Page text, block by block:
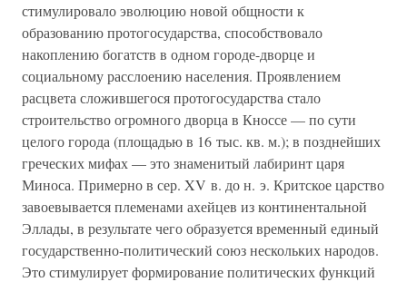
стимулировало эволюцию новой общности к
образованию протогосударства, способствовало
накоплению богатств в одном городе-дворце и
социальному расслоению населения. Проявлением
расцвета сложившегося протогосударства стало
строительство огромного дворца в Кноссе — по сути
целого города (площадью в 16 тыс. кв. м.); в позднейших
греческих мифах — это знаменитый лабиринт царя
Миноса. Примерно в сер. XV в. до н. э. Критское царство
завоевывается племенами ахейцев из континентальной
Эллады, в результате чего образуется временный единый
государственно-политический союз нескольких народов.
Это стимулирует формирование политических функций